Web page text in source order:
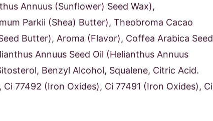
Annuus (Sunflower) Seed Wax),
Parkii (Shea) Butter), Theobroma Cacao
Butter), Aroma (Flavor), Coffea Arabica Seed
Annuus Seed Oil (Helianthus Annuus
Benzyl Alcohol, Squalene, Citric Acid.
77492 (Iron Oxides), Ci 77491 (Iron Oxides), Ci